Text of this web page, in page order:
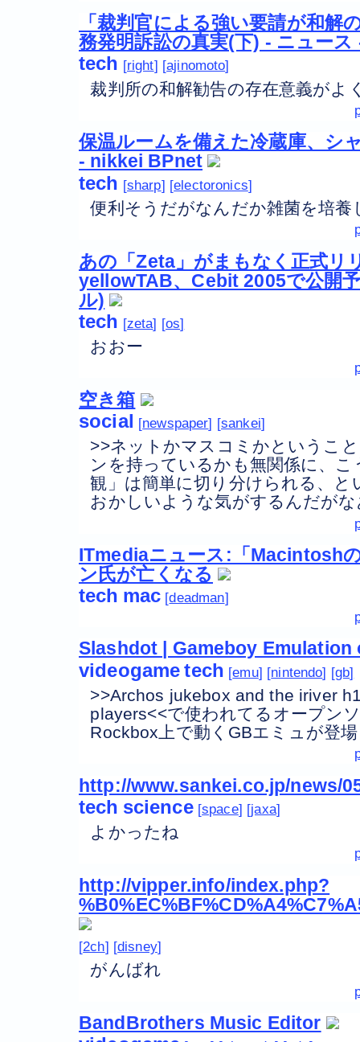
「裁判官による強い要請が和解
務発明訴訟の真実(下) - ニュー
tech right ajinomoto
裁判所の和解勧告の存在意義がよ
保温ルームを備えた冷蔵庫、シ
- nikkei BPnet
tech sharp electoronics
便利そうだがなんだか雑菌を培養
あの「Zeta」がまもなく正式リ
yellowTAB、Cebit 2005で公開
ル)
tech zeta os
おおー
空き箱
social newspaper sankei
>>ネットかマスコミかというこ
ンを持っているかも無関係に、こ
観」は簡単に切り分けられる、
おかしいような気がするんだがな
ITmediaニュース:「Macintosh
ン氏が亡くなる
tech mac deadman
Slashdot | Gameboy Emulation
videogame tech emu nintendo gb
>>Archos jukebox and the iriver
players<<で使われてるオープン
Rockbox上で動くGBエミュが登
http://www.sankei.co.jp/news/
tech science space jaxa
よかったね
http://vipper.info/index.php?
2ch disney
がんばれ
BandBrothers Music Editor